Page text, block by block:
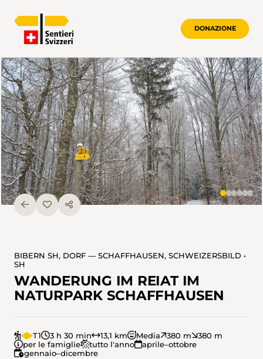
DONAZIONE
BIBERN SH, DORF — SCHAFFHAUSEN, SCHWEIZERSBILD •
SH
WANDERUNG IM REIAT IM
NATURPARK SCHAFFHAUSEN
T1 3 h 30 min 13,1 km Media 380 m
380 m
per le famiglie
tutto l'anno
aprile–ottobre
gennaio–dicembre